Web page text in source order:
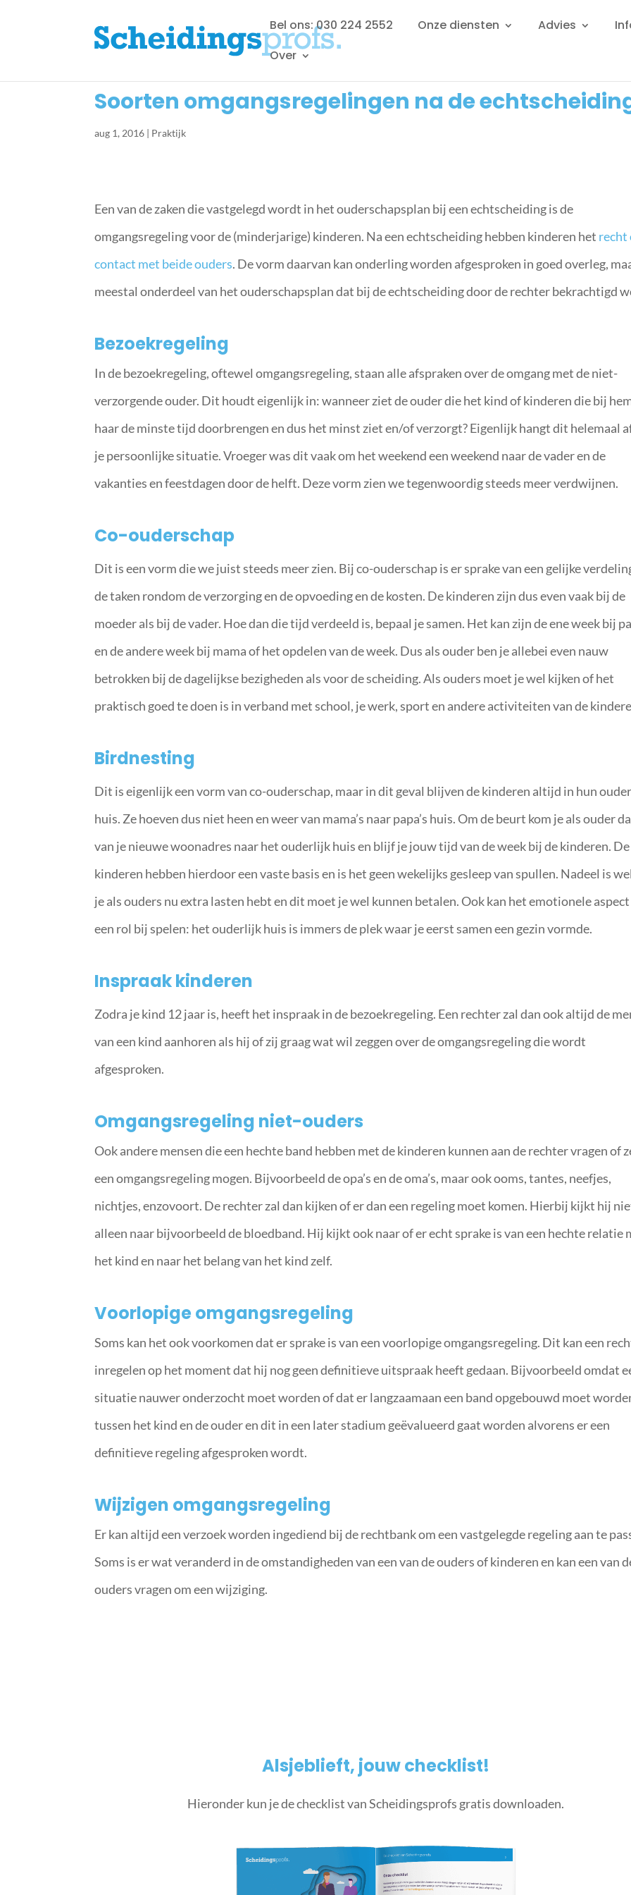
Bel ons: 030 224 2552 Onze diensten Advies
Over
Soorten omgangsregelingen na de
aug 1, 2016 | Praktijk
Een van de zaken die vastgelegd wordt in het ouderschapsplan bij een echtscheiding is de
omgangsregeling voor de (minderjarige) kinderen. Na een echtscheiding hebben kinderen het recht
contact met beide ouders. De vorm daarvan kan onderling worden afgesproken in goed overleg,
meestal onderdeel van het ouderschapsplan dat bij de echtscheiding door de rechter bekrachtigd
Bezoekregeling
In de bezoekregeling, oftewel omgangsregeling, staan alle afspraken over de omgang met de niet-
verzorgende ouder. Dit houdt eigenlijk in: wanneer ziet de ouder die het kind of kinderen die bij
haar de minste tijd doorbrengen en dus het minst ziet en/of verzorgt? Eigenlijk hangt dit helemaal
je persoonlijke situatie. Vroeger was dit vaak om het weekend een weekend naar de vader en de
vakanties en feestdagen door de helft. Deze vorm zien we tegenwoordig steeds meer verdwijnen.
Co-ouderschap
Dit is een vorm die we juist steeds meer zien. Bij co-ouderschap is er sprake van een gelijke
de taken rondom de verzorging en de opvoeding en de kosten. De kinderen zijn dus even vaak bij de
moeder als bij de vader. Hoe dan die tijd verdeeld is, bepaal je samen. Het kan zijn de ene week bij
en de andere week bij mama of het opdelen van de week. Dus als ouder ben je allebei even nauw
betrokken bij de dagelijkse bezigheden als voor de scheiding. Als ouders moet je wel kijken of het
praktisch goed te doen is in verband met school, je werk, sport en andere activiteiten van de
Birdnesting
Dit is eigenlijk een vorm van co-ouderschap, maar in dit geval blijven de kinderen altijd in hun
huis. Ze hoeven dus niet heen en weer van mama’s naar papa’s huis. Om de beurt kom je als ouder
van je nieuwe woonadres naar het ouderlijk huis en blijf je jouw tijd van de week bij de kinderen. De
kinderen hebben hierdoor een vaste basis en is het geen wekelijks gesleep van spullen. Nadeel is
je als ouders nu extra lasten hebt en dit moet je wel kunnen betalen. Ook kan het emotionele
een rol bij spelen: het ouderlijk huis is immers de plek waar je eerst samen een gezin vormde.
Inspraak kinderen
Zodra je kind 12 jaar is, heeft het inspraak in de bezoekregeling. Een rechter zal dan ook altijd de
van een kind aanhoren als hij of zij graag wat wil zeggen over de omgangsregeling die wordt
afgesproken.
Omgangsregeling niet-ouders
Ook andere mensen die een hechte band hebben met de kinderen kunnen aan de rechter vragen of
een omgangsregeling mogen. Bijvoorbeeld de opa’s en de oma’s, maar ook ooms, tantes, neefjes,
nichtjes, enzovoort. De rechter zal dan kijken of er dan een regeling moet komen. Hierbij kijkt hij
alleen naar bijvoorbeeld de bloedband. Hij kijkt ook naar of er echt sprake is van een hechte relatie
het kind en naar het belang van het kind zelf.
Voorlopige omgangsregeling
Soms kan het ook voorkomen dat er sprake is van een voorlopige omgangsregeling. Dit kan een
inregelen op het moment dat hij nog geen definitieve uitspraak heeft gedaan. Bijvoorbeeld omdat
situatie nauwer onderzocht moet worden of dat er langzaamaan een band opgebouwd moet
tussen het kind en de ouder en dit in een later stadium geëvalueerd gaat worden alvorens er een
definitieve regeling afgesproken wordt.
Wijzigen omgangsregeling
Er kan altijd een verzoek worden ingediend bij de rechtbank om een vastgelegde regeling aan te
Soms is er wat veranderd in de omstandigheden van een van de ouders of kinderen en kan een van
ouders vragen om een wijziging.
Alsjeblieft, jouw checklist!
Hieronder kun je de checklist van Scheidingsprofs gratis downloaden.